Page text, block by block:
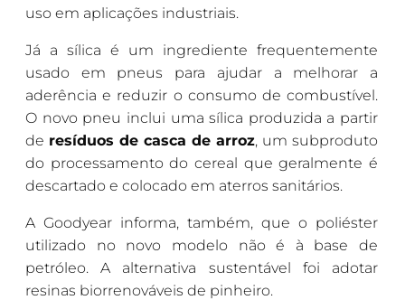
uso em aplicações industriais.
Já a sílica é um ingrediente frequentemente
usado em pneus para ajudar a melhorar a
aderência e reduzir o consumo de combustível.
O novo pneu inclui uma sílica produzida a partir
de resíduos de casca de arroz, um subproduto
do processamento do cereal que geralmente é
descartado e colocado em aterros sanitários.
A Goodyear informa, também, que o poliéster
utilizado no novo modelo não é à base de
petróleo. A alternativa sustentável foi adotar
resinas biorrenováveis de pinheiro.